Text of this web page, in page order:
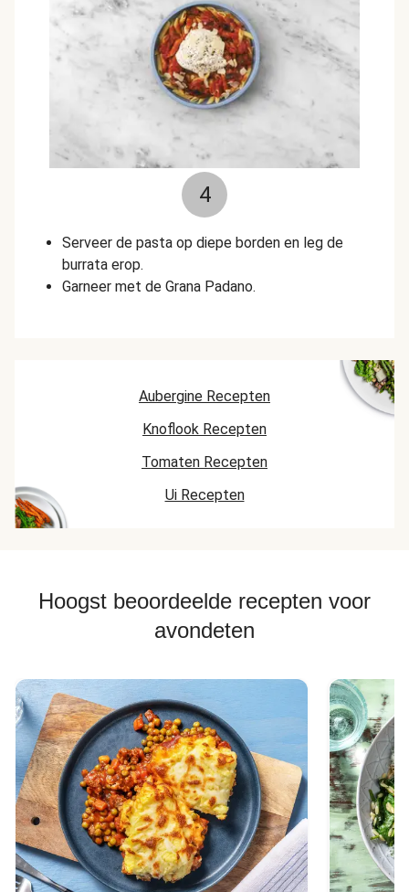
4
Serveer de pasta op diepe borden en leg de
burrata erop.
Garneer met de Grana Padano.
Aubergine Recepten
Knoflook Recepten
Tomaten Recepten
Ui Recepten
Hoogst beoordeelde recepten voor
avondeten